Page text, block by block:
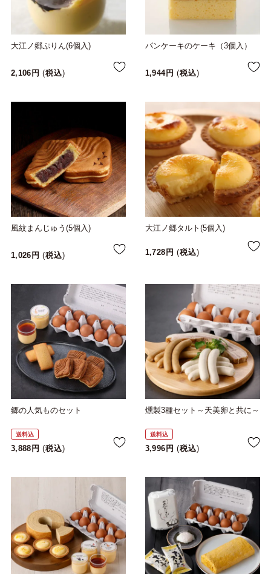
大江ノ郷ぷりん(6個入)
2,106 税込
パンケーキのケーキ（3個入）
1,944 税込
風紋まんじゅう(5個入)
1,026 税込
大江ノ郷タルト(5個入)
1,728 税込
郷の人気ものセット
送料込
3,888 税込
燻製3種セット～天美卵と共に～
送料込
3,996 税込